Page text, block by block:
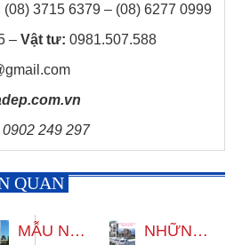
(08) 3715 6379 – (08) 6277 0999
– Vật tư: 0981.507.588
249 297
QUAN
MẪU NHÀ 4 TẦNG CÓ THANG MÁY 4X13M HIỆN ĐẠI NHỮNG BẢN VẼ THIẾT KẾ MẪU NHÀ CÓ THANG MÁY 4X15M 6X12M...